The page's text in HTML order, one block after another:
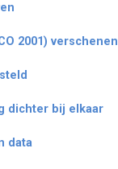
2001) verschenen
dichter bij elkaar
data